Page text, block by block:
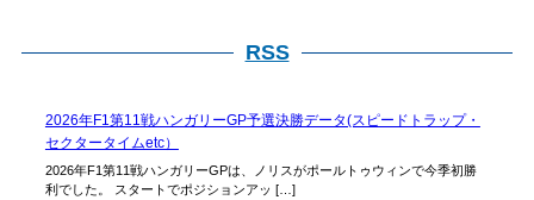
RSS
2026年F1第11戦ハンガリーGP予選決勝データ(スピードトラップ・
セクタータイムetc）
2026年F1第11戦ハンガリーGPは、ノリスがポールトゥウィンで今季初勝
利でした。 スタートでポジションアッ […]